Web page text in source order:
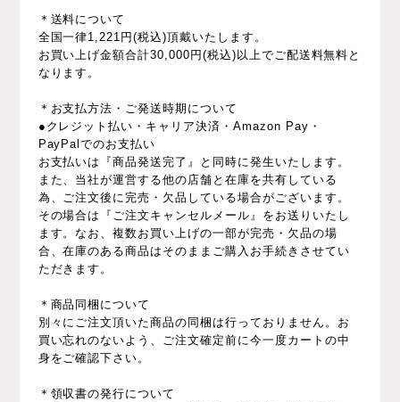
＊送料について
全国一律1,221円(税込)頂戴いたします。
お買い上げ金額合計30,000円(税込)以上でご配送料無料と
なります。
＊お支払方法・ご発送時期について
●クレジット払い・キャリア決済・Amazon Pay・
PayPalでのお支払い
お支払いは『商品発送完了』と同時に発生いたします。
また、当社が運営する他の店舗と在庫を共有している
為、ご注文後に完売・欠品している場合がございます。
その場合は『ご注文キャンセルメール』をお送りいたし
ます。なお、複数お買い上げの一部が完売・欠品の場
合、在庫のある商品はそのままご購入お手続きさせてい
ただきます。
＊商品同梱について
別々にご注文頂いた商品の同梱は行っておりません。お
買い忘れのないよう、ご注文確定前に今一度カートの中
身をご確認下さい。
＊領収書の発行について